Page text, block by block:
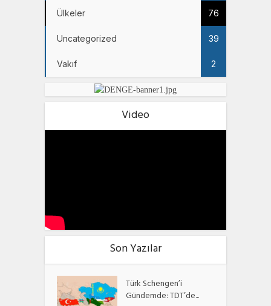
Ülkeler 76
Uncategorized 39
Vakıf 2
Video
Son Yazılar
Türk Schengen’i
Gündemde: TDT’de...